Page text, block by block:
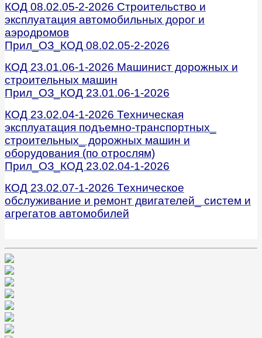
КОД 08.02.05-2-2026 Строительство и
эксплуатация автомобильных дорог и
аэродромов
Прил_ОЗ_КОД 08.02.05-2-2026
КОД 23.01.06-1-2026 Машинист дорожных и
строительных машин
Прил_ОЗ_КОД 23.01.06-1-2026
КОД 23.02.04-1-2026 Техническая
эксплуатация подъемно-транспортных_
строительных_ дорожных машин и
оборудования (по отрослям)
Прил_ОЗ_КОД 23.02.04-1-2026
КОД 23.02.07-1-2026 Техническое
обслуживание и ремонт двигателей_ систем и
агрегатов автомобилей